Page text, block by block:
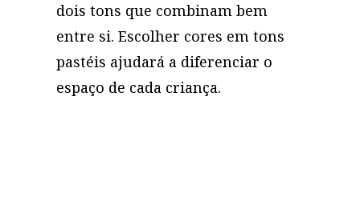
dois tons que combinam bem
entre si. Escolher cores em tons
pastéis ajudará a diferenciar o
espaço de cada criança.